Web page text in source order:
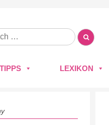
TIPPS LEXIKON